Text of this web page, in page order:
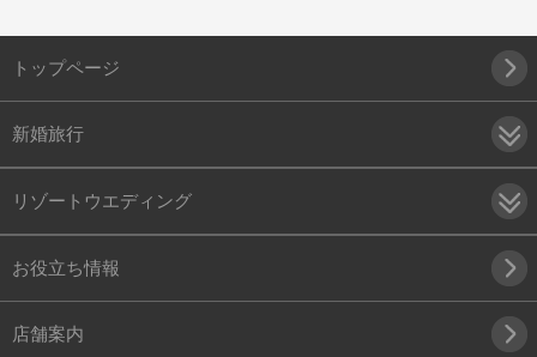
トップページ
新婚旅行
リゾートウエディング
お役立ち情報
店舗案内